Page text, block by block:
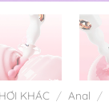
KHÁC / Anal /